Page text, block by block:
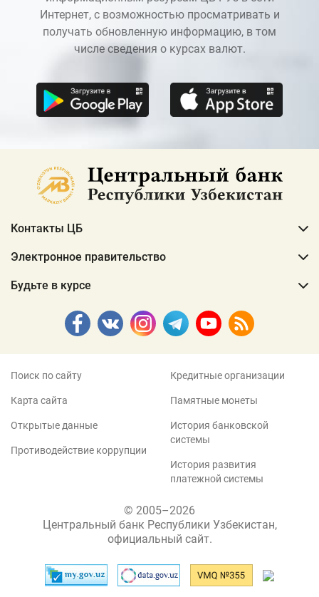
Интернет, с возможностью просматривать и
получать обновленную информацию, в том
числе сведения о курсах валют.
Контакты ЦБ
Электронное правительство
Будьте в курсе
Поиск по сайту
Карта сайта
Открытые данные
Противодействие коррупции
Кредитные организации
Памятные монеты
История банковской
системы
История развития
платежной системы
© 2005–2026
Центральный банк Республики Узбекистан,
официальный сайт.